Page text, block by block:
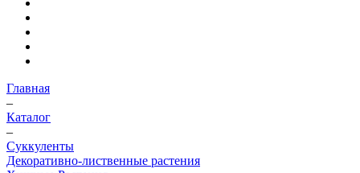
Главная
–
Каталог
–
Суккуленты
Декоративно-лиственные растения